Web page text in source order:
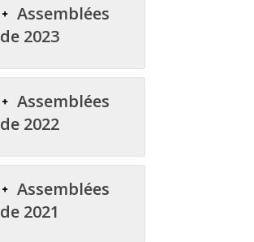
Assemblées
de 2023
Assemblées
de 2022
Assemblées
de 2021